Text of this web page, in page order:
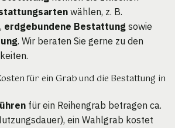
wählen, z. B.
, erdgebundene Bestattung sowie
. Wir beraten Sie gerne zu den
für ein Grab und die Bestattung in
für ein Reihengrab betragen ca.
ein Wahlgrab kostet